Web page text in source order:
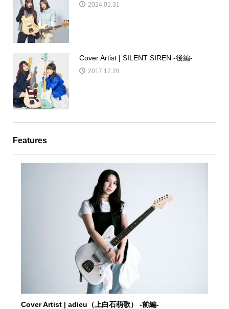
2024.01.31
Cover Artist | SILENT SIREN -後編-
2017.12.28
Features
Cover Artist | adieu（上白石萌歌） -前編-